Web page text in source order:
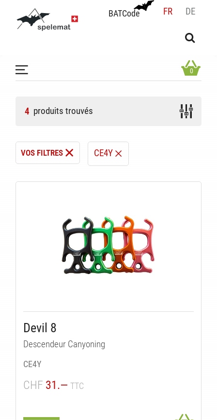
BATCode FR DE
BATCode
OK
0
4 produits trouvés
VOS FILTRES CE4Y
Devil 8
Descendeur Canyoning
CE4Y
CHF 31.— TTC